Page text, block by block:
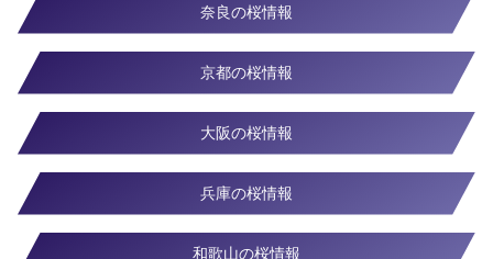
奈良の桜情報
京都の桜情報
大阪の桜情報
兵庫の桜情報
和歌山の桜情報